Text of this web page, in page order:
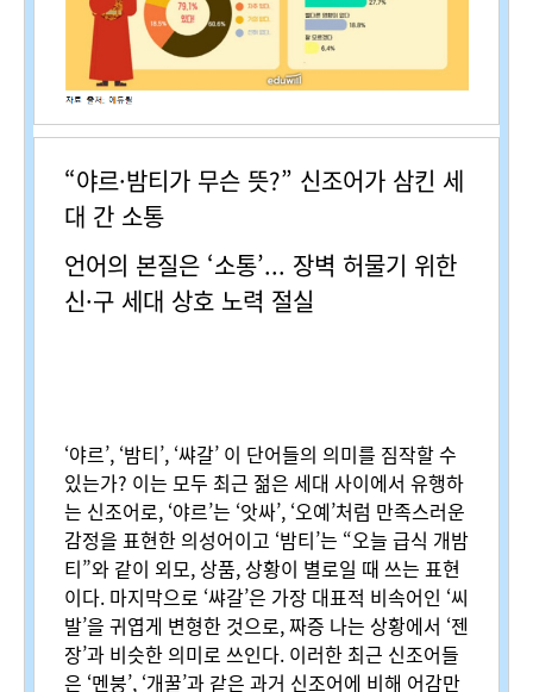
“야르·밤티가 무슨 뜻?” 신조어가 삼킨 세
대 간 소통
언어의 본질은 ‘소통’... 장벽 허물기 위한
신·구 세대 상호 노력 절실
‘야르’, ‘밤티’, ‘쌰갈’ 이 단어들의 의미를 짐작할 수
있는가? 이는 모두 최근 젊은 세대 사이에서 유행하
는 신조어로, ‘야르’는 ‘앗싸’, ‘오예’처럼 만족스러운
감정을 표현한 의성어이고 ‘밤티’는 “오늘 급식 개밤
티”와 같이 외모, 상품, 상황이 별로일 때 쓰는 표현
이다. 마지막으로 ‘쌰갈’은 가장 대표적 비속어인 ‘씨
발’을 귀엽게 변형한 것으로,짜증 나는 상황에서 ‘젠
장’과 비슷한 의미로 쓰인다. 이러한 최근 신조어들
은 ‘멘붕’, ‘개꿀’과 같은 과거 신조어에 비해 어감만